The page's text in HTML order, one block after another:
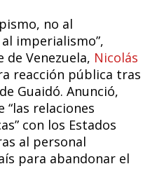
no al
imperialismo”,
Venezuela, Nicolás
reacción pública tras
Guaidó. Anunció,
“las relaciones
con los Estados
al personal
para abandonar el